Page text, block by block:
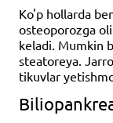
Ko'p hollarda
osteoporozga
keladi. Mumkin
steatoreya.
tikuvlar